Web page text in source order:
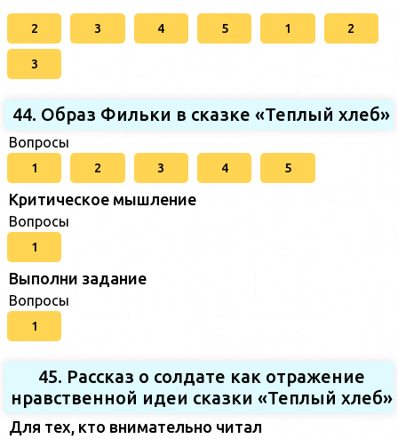
2 3 4 5 1 2
3
44. Образ Фильки в сказке «Теплый хлеб»
Вопросы
1 2 3 4 5
Критическое мышление
Вопросы
1
Выполни задание
Вопросы
1
45. Рассказ о солдате как отражение
нравственной идеи сказки «Теплый хлеб»
Для тех, кто внимательно читал